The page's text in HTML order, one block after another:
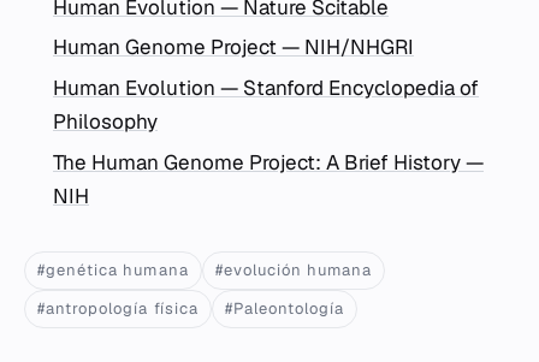
Human Evolution — Nature Scitable
Human Genome Project — NIH/NHGRI
Human Evolution — Stanford Encyclopedia of
Philosophy
The Human Genome Project: A Brief History —
NIH
#genética humana
#evolución humana
#antropología física
#Paleontología